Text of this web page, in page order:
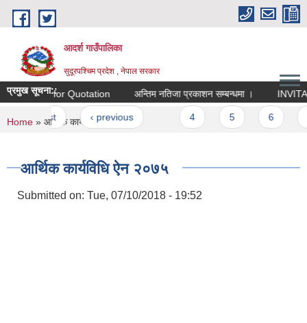
Skip to main content
आदर्श गाउँपालिका
सुदूरपश्चिम प्रदेश , नेपाल सरकार
प्रमुख सूचना::for Quotation अन्तिम नतिजा प्रकाशन सम्बन्धमा ।
‹ previous
You are here
Home » आर्थिक कार्यविधि ऐन २०७५
आर्थिक कार्यविधि ऐन २०७५
Submitted on: Tue, 07/10/2018 - 19:52